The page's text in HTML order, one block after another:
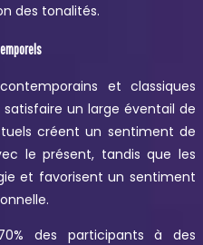
des tonalités.
et classiques
un large éventail de
créent un sentiment de
le présent, tandis que les
et favorisent un sentiment
des participants à des